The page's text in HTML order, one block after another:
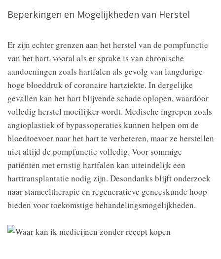
Beperkingen en Mogelijkheden van Herstel
Er zijn echter grenzen aan het herstel van de pompfunctie
van het hart, vooral als er sprake is van chronische
aandoeningen zoals hartfalen als gevolg van langdurige
hoge bloeddruk of coronaire hartziekte. In dergelijke
gevallen kan het hart blijvende schade oplopen, waardoor
volledig herstel moeilijker wordt. Medische ingrepen zoals
angioplastiek of bypassoperaties kunnen helpen om de
bloedtoevoer naar het hart te verbeteren, maar ze herstellen
niet altijd de pompfunctie volledig. Voor sommige
patiënten met ernstig hartfalen kan uiteindelijk een
harttransplantatie nodig zijn. Desondanks blijft onderzoek
naar stamceltherapie en regeneratieve geneeskunde hoop
bieden voor toekomstige behandelingsmogelijkheden.